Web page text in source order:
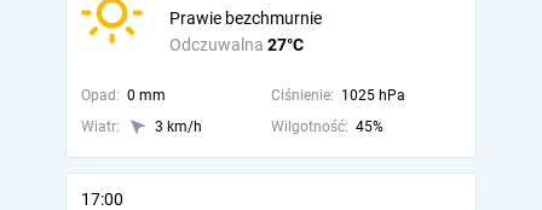
Odczuwalna 27°C
Prawie bezchmurnie
Opad: 0 mm Ciśnienie: 1025 hPa
Wiatr:
3 km/h Wilgotność: 45%
17:00